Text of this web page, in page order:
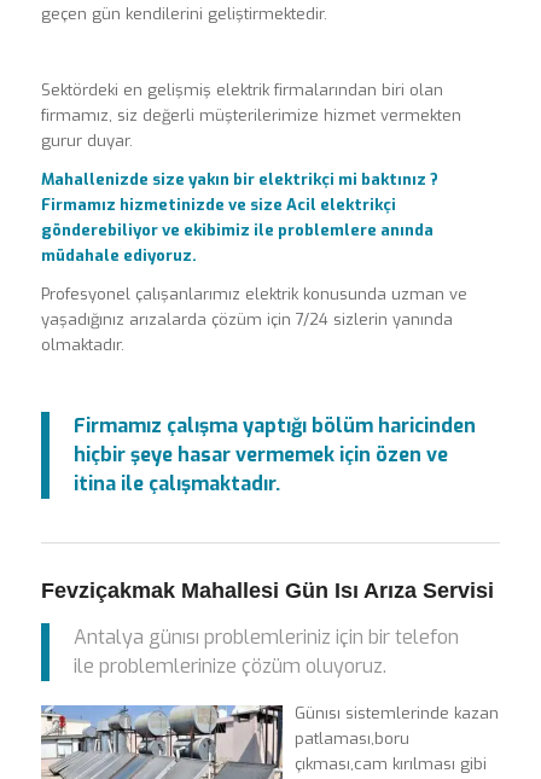
geçen gün kendilerini geliştirmektedir.
Sektördeki en gelişmiş elektrik firmalarından biri olan
firmamız, siz değerli müşterilerimize hizmet vermekten
gurur duyar.
Mahallenizde size yakın bir elektrikçi mi baktınız ?
Firmamız hizmetinizde ve size Acil elektrikçi
gönderebiliyor ve ekibimiz ile problemlere anında
müdahale ediyoruz.
Profesyonel çalışanlarımız elektrik konusunda uzman ve
yaşadığınız arızalarda çözüm için 7/24 sizlerin yanında
olmaktadır.
Firmamız çalışma yaptığı bölüm haricinden
hiçbir şeye hasar vermemek için özen ve
itina ile çalışmaktadır.
Fevziçakmak Mahallesi Gün Isı Arıza Servisi
Antalya günısı problemleriniz için bir telefon
ile problemlerinize çözüm oluyoruz.
Günısı sistemlerinde kazan
patlaması,boru
çıkması,cam kırılması gibi